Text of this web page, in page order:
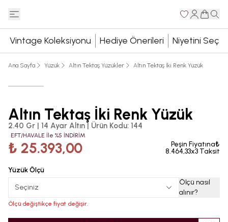
Vintage Koleksiyonu Hediye Önerileri Niyetini Seç
Ana Sayfa Yüzük Altın Tektaş Yüzükler Altın Tektaş İki Renk Yüzük
Altın Tektaş İki Renk Yüzük
2.40 Gr | 14 Ayar Altın | Ürün Kodu: 144
EFT/HAVALE İle %5 İNDİRİM
₺ 25.393,00
Peşin Fiyatına₺
8.464,33x3 Taksit
Yüzük Ölçü
Seçiniz
Ölçü nasıl
alınır?
Ölçü değiştikçe fiyat değişir.